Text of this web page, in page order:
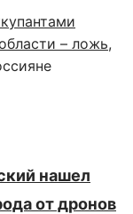
– ложь,
нашел
от дронов